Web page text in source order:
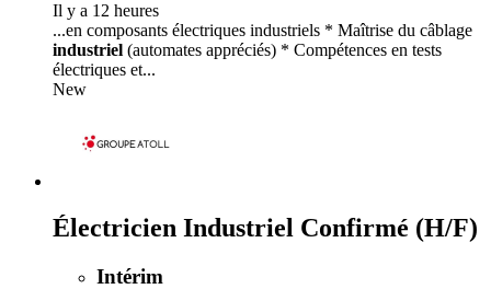
Il y a 12 heures
...en composants électriques industriels * Maîtrise du câblage
industriel (automates appréciés) * Compétences en tests
électriques et...
New
Électricien Industriel Confirmé (H/F)
Intérim